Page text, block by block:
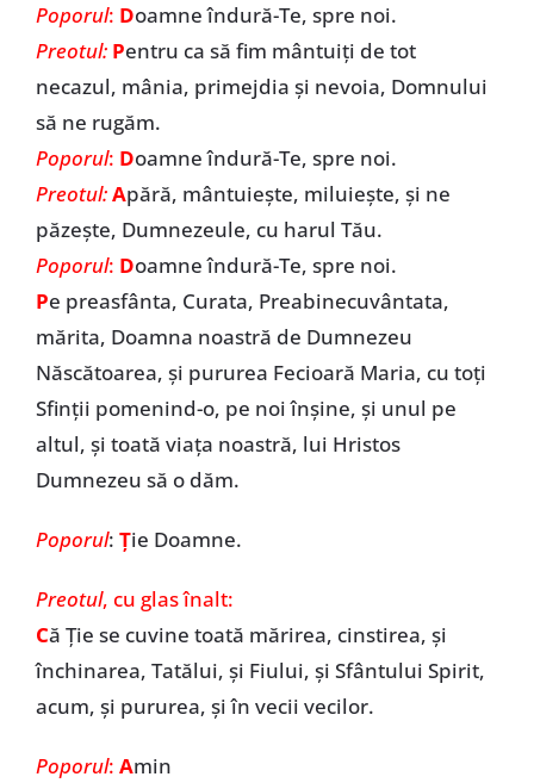
Poporul: Doamne îndură-Te, spre noi.
Preotul: Pentru ca să fim mântuiți de tot
necazul, mânia, primejdia și nevoia, Domnului
să ne rugăm.
Poporul: Doamne îndură-Te, spre noi.
Preotul:Apără, mântuiește, miluiește, și ne
păzește, Dumnezeule, cu harul Tău.
Poporul: Doamne îndură-Te, spre noi.
Pe preasfânta, Curata, Preabinecuvântata,
mărita, Doamna noastră de Dumnezeu
Născătoarea, și pururea Fecioară Maria, cu toți
Sfinții pomenind-o, pe noi înșine, și unul pe
altul, și toată viața noastră, lui Hristos
Dumnezeu să o dăm.
Poporul: Ție Doamne.
Preotul, cu glas înalt:
Că Ție se cuvine toată mărirea, cinstirea, și
închinarea, Tatălui, și Fiului, și Sfântului Spirit,
acum, și pururea, și în vecii vecilor.
Poporul: Amin